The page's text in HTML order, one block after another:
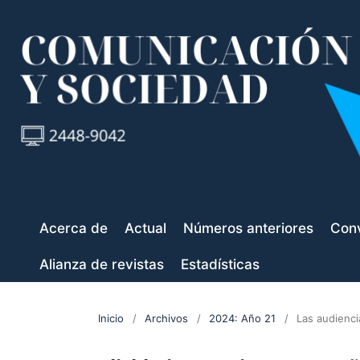
Acerca de Actual Números anteriores
Alianza de revistas Estadísticas
Inicio / Archivos / 2024: Año 21 / Las